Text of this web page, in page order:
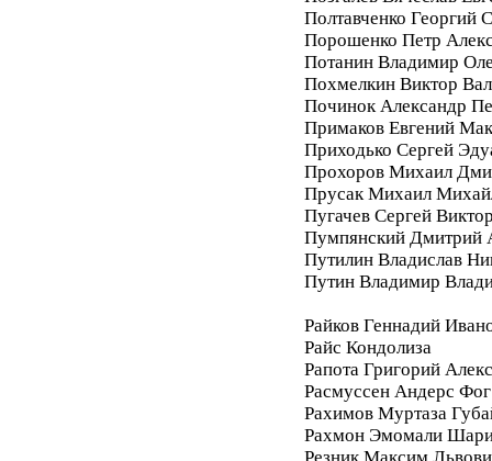
Полтавченко Георгий
Порошенко Петр
Потанин Владимир
Похмелкин Виктор
Починок Александр
Примаков Евгений
Приходько Сергей
Прохоров Михаил
Прусак Михаил
Пугачев Сергей
Пумпянский Дмитрий
Путилин Владислав
Путин Владимир
Райков Геннадий
Райс Кондолиза
Рапота Григорий
Расмуссен Андерс Фог
Рахимов Муртаза
Рахмон Эмомали